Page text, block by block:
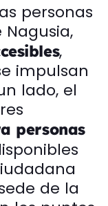
personas
,
impulsan
lado, el
personas
de la